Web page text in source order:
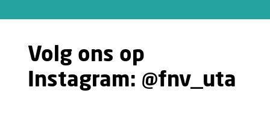
Volg ons op
Instagram: @fnv_uta